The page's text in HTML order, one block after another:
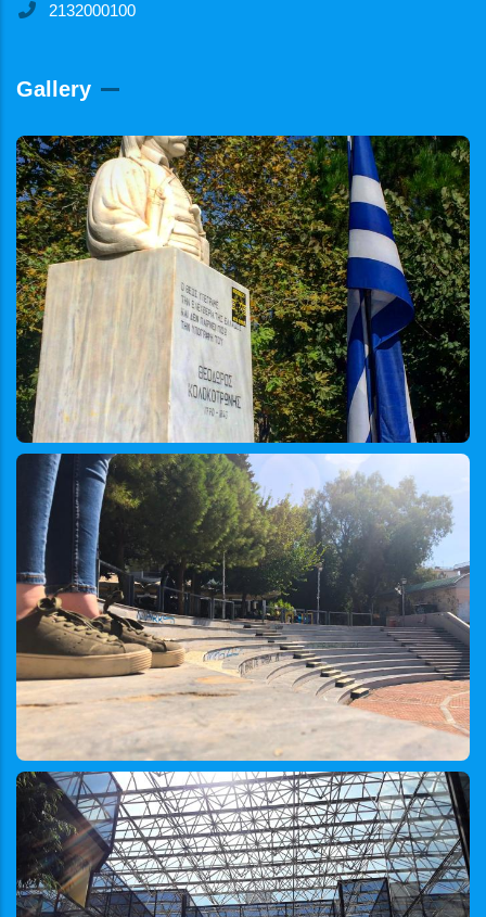
2132000100
Gallery